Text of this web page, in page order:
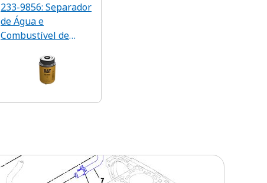
233-9856: Separador
de Água e
Combustível de